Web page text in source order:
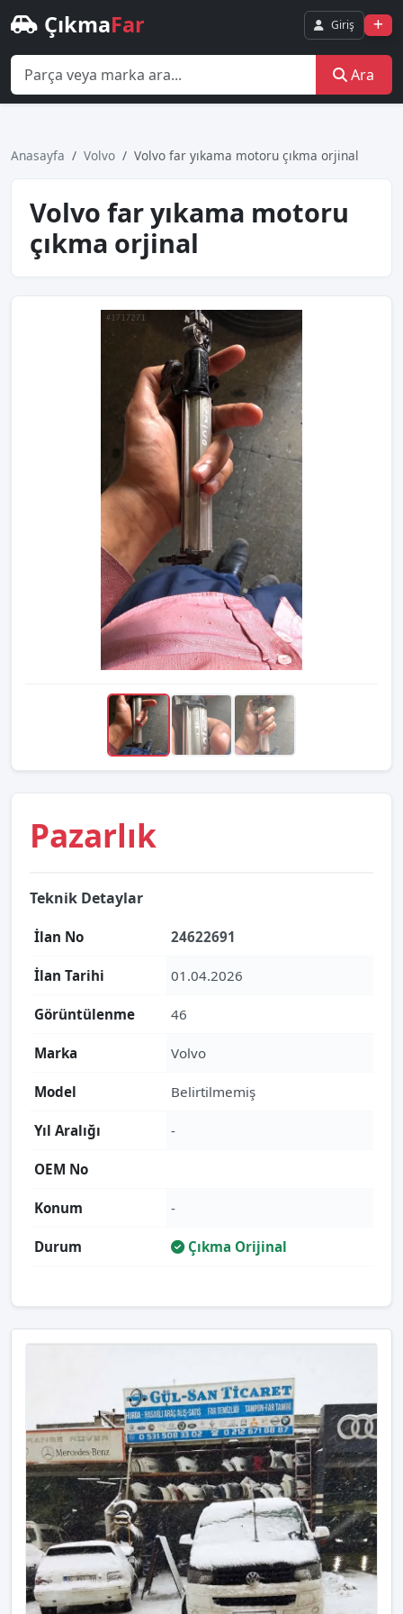
ÇıkmaFar Giriş
Ara
Anasayfa Volvo Volvo far yıkama motoru çıkma orjinal
Volvo far yıkama motoru
çıkma orjinal
Pazarlık
Teknik Detaylar
İlan No 24622691
İlan Tarihi 01.04.2026
Görüntülenme 46
Marka Volvo
Model Belirtilmemiş
Yıl Aralığı -
OEM No
Konum -
Durum Çıkma Orijinal